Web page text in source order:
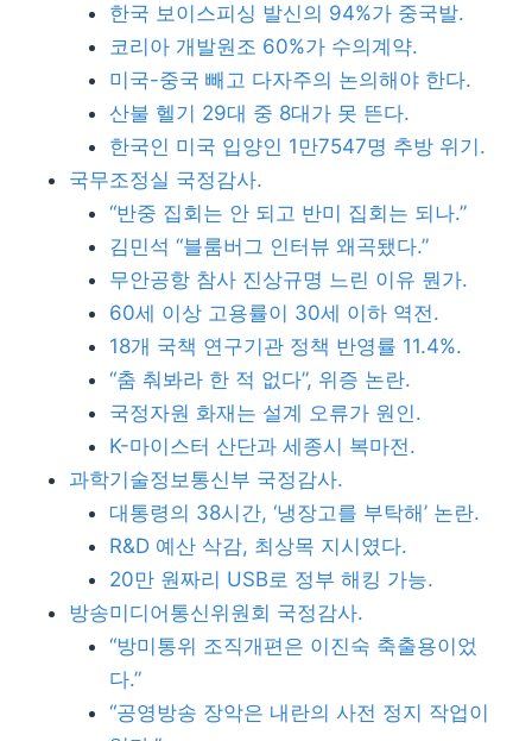
한국 보이스피싱 발신의 94%가 중국발.
코리아 개발원조 60%가 수의계약.
미국-중국 빼고 다자주의 논의해야 한다.
산불 헬기 29대 중 8대가 못 뜬다.
한국인 미국 입양인 1만7547명 추방 위기.
국무조정실 국정감사.
“반중 집회는 안 되고 반미 집회는 되나.”
김민석 “블룸버그 인터뷰 왜곡됐다.”
무안공항 참사 진상규명 느린 이유 뭔가.
60세 이상 고용률이 30세 이하 역전.
18개 국책 연구기관 정책 반영률 11.4%.
“춤 춰봐라 한 적 없다”, 위증 논란.
국정자원 화재는 설계 오류가 원인.
K-마이스터 산단과 세종시 복마전.
과학기술정보통신부 국정감사.
대통령의 38시간, ‘냉장고를 부탁해’ 논란.
R&D 예산 삭감, 최상목 지시였다.
20만 원짜리 USB로 정부 해킹 가능.
방송미디어통신위원회 국정감사.
“방미통위 조직개편은 이진숙 축출용이었
다.”
“공영방송 장악은 내란의 사전 정지 작업이